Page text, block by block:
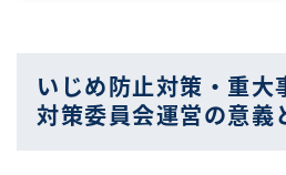
いじめ防止対策・重大
対策委員会運営の意義